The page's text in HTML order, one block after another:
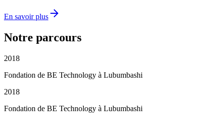
En savoir plus
Notre parcours
2018
Fondation de BE Technology à Lubumbashi
2018
Fondation de BE Technology à Lubumbashi